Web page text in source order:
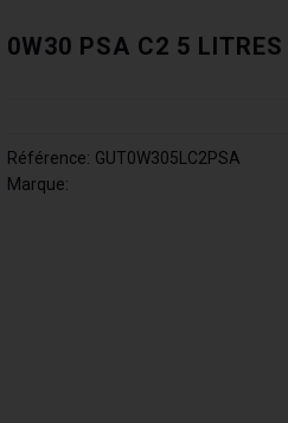
0W30 PSA C2 5
Référence: GUT0W305LC2PSA
Marque: